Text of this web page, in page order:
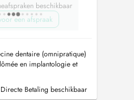
beschikbaar
een afspraak
dentaire (omnipratique)
en implantologie et
un rendez-vous en
merci de téléphoner
54. Urgence weekend et
Betaling beschikbaar